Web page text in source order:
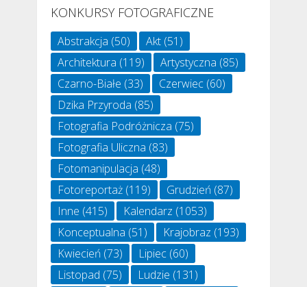
KONKURSY FOTOGRAFICZNE
Abstrakcja (50) Akt(51)
Architektura (119) Artystyczna (85)
Czarno-Białe (33) Czerwiec(60)
Dzika Przyroda (85)
Fotografia Podróżnicza (75)
Fotografia Uliczna (83)
Fotomanipulacja (48)
Fotoreportaż(119) Grudzień(87)
Inne (415) Kalendarz (1053)
Konceptualna (51) Krajobraz (193)
Kwiecień(73) Lipiec(60)
Listopad (75) Ludzie (131)